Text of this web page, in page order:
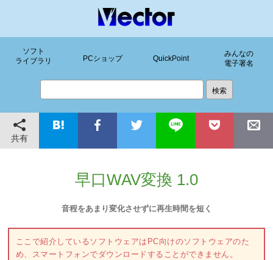
ソフト
ライブラリ
PCショップ QuickPoint
みんなの
電子署名
共有
早口WAV変換 1.0
音程をあまり変化させずに再生時間を短く
ここで紹介しているソフトウェアはPC向けのソフトウェアのた
め、スマートフォンでダウンロードすることができません。